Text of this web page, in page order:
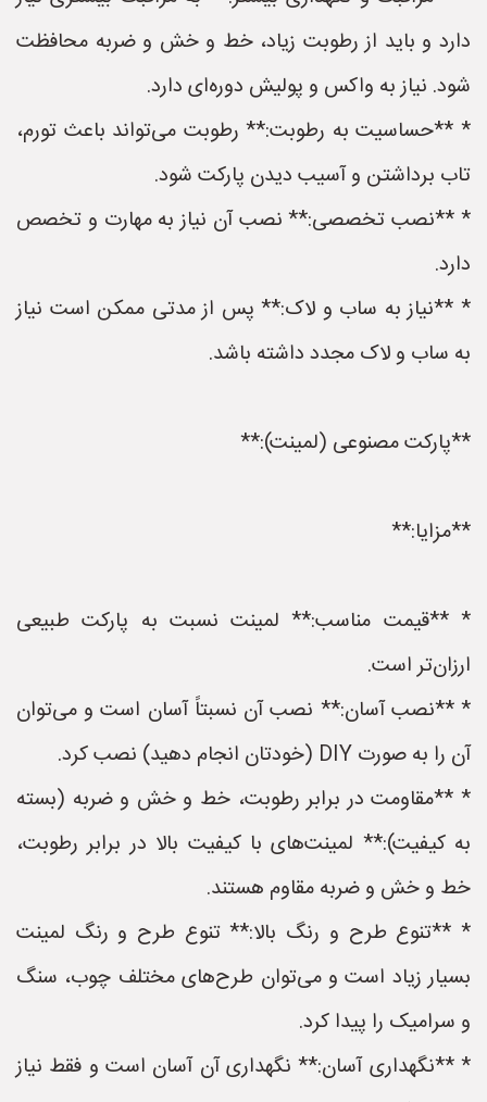
دارد و باید از رطوبت زیاد، خط و خش و ضربه محافظت
شود. نیاز به واکس و پولیش دوره‌ای دارد.
* **حساسیت به رطوبت:** رطوبت می‌تواند باعث تورم،
تاب برداشتن و آسیب دیدن پارکت شود.
* **نصب تخصصی:** نصب آن نیاز به مهارت و تخصص
دارد.
* **نیاز به ساب و لاک:** پس از مدتی ممکن است نیاز
به ساب و لاک مجدد داشته باشد.
**پارکت مصنوعی (لمینت):**
**مزایا:**
* **قیمت مناسب:** لمینت نسبت به پارکت طبیعی
ارزان‌تر است.
* **نصب آسان:** نصب آن نسبتاً آسان است و می‌توان
آن را به صورت DIY (خودتان انجام دهید) نصب کرد.
* **مقاومت در برابر رطوبت، خط و خش و ضربه (بسته
به کیفیت):** لمینت‌های با کیفیت بالا در برابر رطوبت،
خط و خش و ضربه مقاوم هستند.
* **تنوع طرح و رنگ بالا:** تنوع طرح و رنگ لمینت
بسیار زیاد است و می‌توان طرح‌های مختلف چوب، سنگ
و سرامیک را پیدا کرد.
* **نگهداری آسان:** نگهداری آن آسان است و فقط نیاز